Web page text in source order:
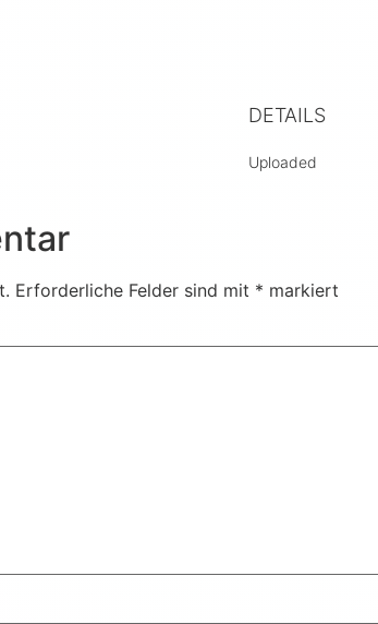
DETAILS
Uploaded
Erforderliche Felder sind mit * markiert